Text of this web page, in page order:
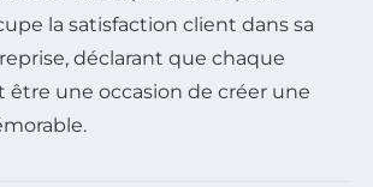
la satisfaction client dans sa
déclarant que chaque
être une occasion de créer une